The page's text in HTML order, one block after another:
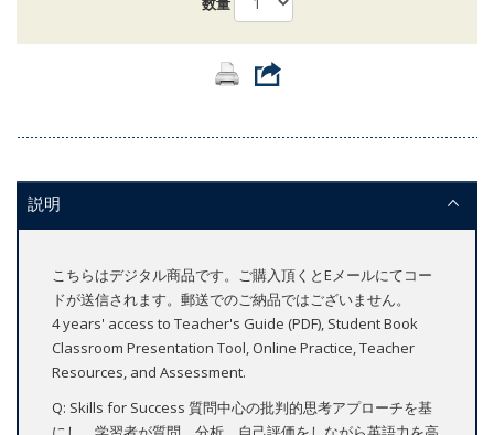
説明
こちらはデジタル商品です。ご購入頂くとEメールにてコー
ドが送信されます。郵送でのご納品ではございません。
4 years' access to Teacher's Guide (PDF), Student Book
Classroom Presentation Tool, Online Practice, Teacher
Resources, and Assessment.
Q: Skills for Success 質問中心の批判的思考アプローチを基